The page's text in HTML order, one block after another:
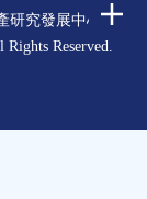
研究發展中心
Reserved.